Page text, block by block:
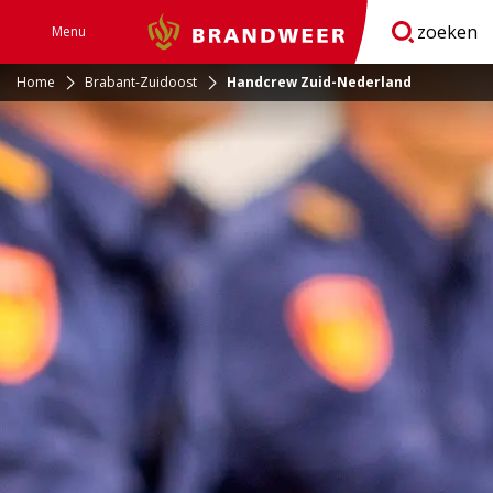
Menu Brandweer zoeken
Home Brabant-Zuidoost Handcrew Zuid-Nederland